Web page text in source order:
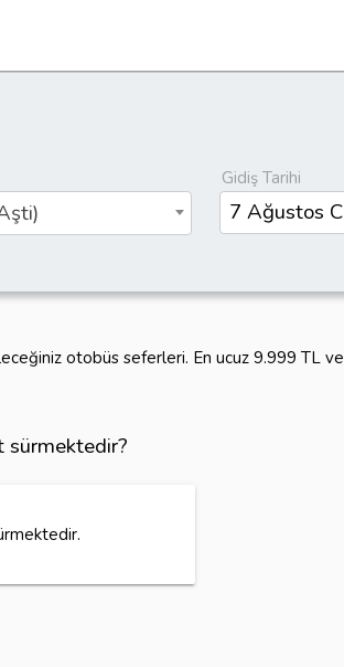
Gidiş Tarihi
otobüs seferleri. En ucuz 9.999 TL
sürmektedir?